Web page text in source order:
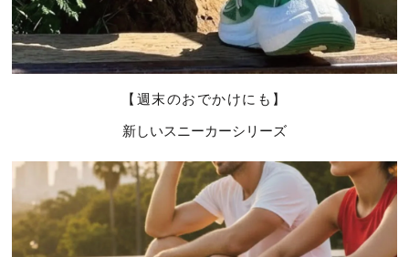
【週末のおでかけにも】
新しいスニーカーシリーズ